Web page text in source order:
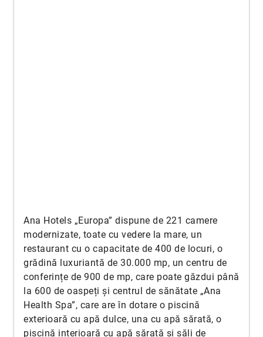
Ana Hotels „Europa” dispune de 221 camere
modernizate, toate cu vedere la mare, un
restaurant cu o capacitate de 400 de locuri, o
grădină luxuriantă de 30.000 mp, un centru de
conferințe de 900 de mp, care poate găzdui până
la 600 de oaspeți și centrul de sănătate „Ana
Health Spa”, care are în dotare o piscină
exterioară cu apă dulce, una cu apă sărată, o
piscină interioară cu apă sărată și săli de